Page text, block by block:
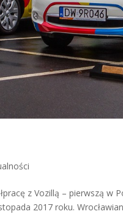
z Vozillą – pierwszą w
2017 roku.